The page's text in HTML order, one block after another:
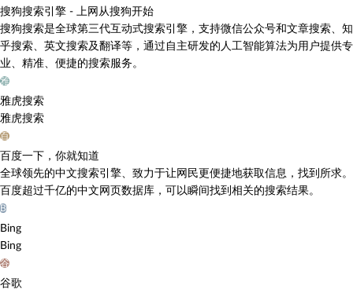
搜狗搜索引擎 - 上网从搜狗开始
搜狗搜索是全球第三代互动式搜索引擎，支持微信公众号和文章搜索、知
乎搜索、英文搜索及翻译等，通过自主研发的人工智能算法为用户提供专
业、精准、便捷的搜索服务。
雅
雅虎搜索
雅虎搜索
百
百度一下，你就知道
全球领先的中文搜索引擎、致力于让网民更便捷地获取信息，找到所求。
百度超过千亿的中文网页数据库，可以瞬间找到相关的搜索结果。
B
Bing
Bing
谷
谷歌